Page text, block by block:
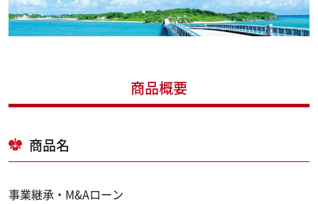
商品概要
商品名
事業継承・M&Aローン